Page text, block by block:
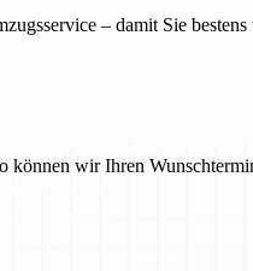
– damit Sie bestens
können wir Ihren